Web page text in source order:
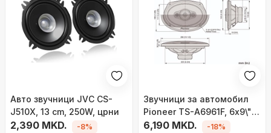
Авто звучници JVC CS-
J510X, 13 cm, 250W, црни
2,390 MKD. -8%
Звучници за автомобил
Pioneer TS-A6961F, 6x9\",
4‑насочни, црни
6,190 MKD. -18%